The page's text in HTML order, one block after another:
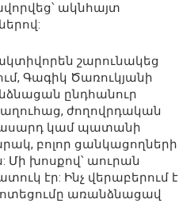
ակնհայտ
շարունակեց
Գագիկ Ծառուկյանի
ընդհանուր
ժողովրդական
կամ պատանի
բոլոր ցանկացողների
Մի խոսքով՝ աուրան
էր: Ինչ վերաբերում է
առանձնացավ